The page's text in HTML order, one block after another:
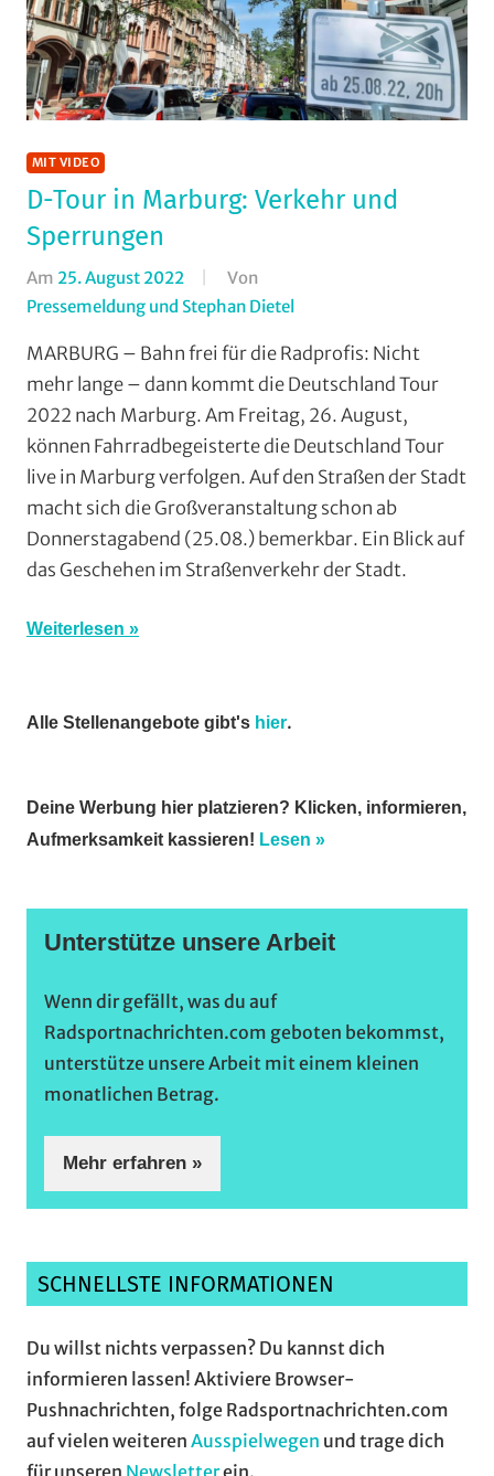
MIT VIDEO
D-Tour in Marburg: Verkehr und
Sperrungen
Am 25. August 2022
Von
Pressemeldung und Stephan Dietel
Video,
Multimedia,
RSV
Marburg,
Rundfahrten,
Strasse,
Vereine
MARBURG – Bahn frei für die Radprofis: Nicht
mehr lange – dann kommt die Deutschland Tour
2022 nach Marburg. Am Freitag, 26. August,
können Fahrradbegeisterte die Deutschland Tour
live in Marburg verfolgen. Auf den Straßen der Stadt
macht sich die Großveranstaltung schon ab
Donnerstagabend (25.08.) bemerkbar. Ein Blick auf
das Geschehen im Straßenverkehr der Stadt.
Weiterlesen
Alle Stellenangebote gibt's hier.
Deine Werbung hier platzieren? Klicken, informieren,
Aufmerksamkeit kassieren! Lesen »
Unterstütze unsere Arbeit
Wenn dir gefällt, was du auf
Radsportnachrichten.com geboten bekommst,
unterstütze unsere Arbeit mit einem kleinen
monatlichen Betrag.
Mehr erfahren »
SCHNELLSTE INFORMATIONEN
Du willst nichts verpassen? Du kannst dich
informieren lassen! Aktiviere Browser-
Pushnachrichten, folge Radsportnachrichten.com
auf vielen weiteren Ausspielwegen und trage dich
für unseren Newsletterein.